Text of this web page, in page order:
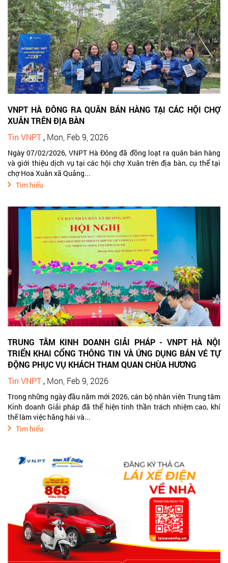
VNPT HÀ ĐÔNG RA QUÂN BÁN HÀNG TẠI CÁC HỘI CHỢ
XUÂN TRÊN ĐỊA BÀN
Tin VNPT , Mon, Feb 9, 2026
Ngày 07/02/2026, VNPT Hà Đông đã đồng loạt ra quân bán hàng
và giới thiệu dịch vụ tại các hội chợ Xuân trên địa bàn, cụ thể tại
chợ Hoa Xuân xã Quảng...
Tìm hiểu
TRUNG TÂM KINH DOANH GIẢI PHÁP - VNPT HÀ NỘI
TRIỂN KHAI CỔNG THÔNG TIN VÀ ỨNG DỤNG BÁN VÉ TỰ
ĐỘNG PHỤC VỤ KHÁCH THAM QUAN CHÙA HƯƠNG
Tin VNPT, Mon, Feb 9, 2026
Trong những ngày đầu năm mới 2026, cán bộ nhân viên Trung tâm
Kinh doanh Giải pháp đã thể hiện tinh thần trách nhiệm cao, khí
thế làm việc hăng hái và...
Tìm hiểu